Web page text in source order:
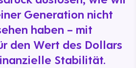
Generation nicht
haben – mit
den Wert des Dollars
Stabilität.